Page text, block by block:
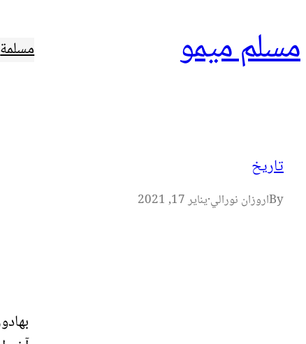
إلى
المحتوى
مسلم ميمو مسلمة
تاريخ
Byاروزان نورالي·يناير 17, 2021